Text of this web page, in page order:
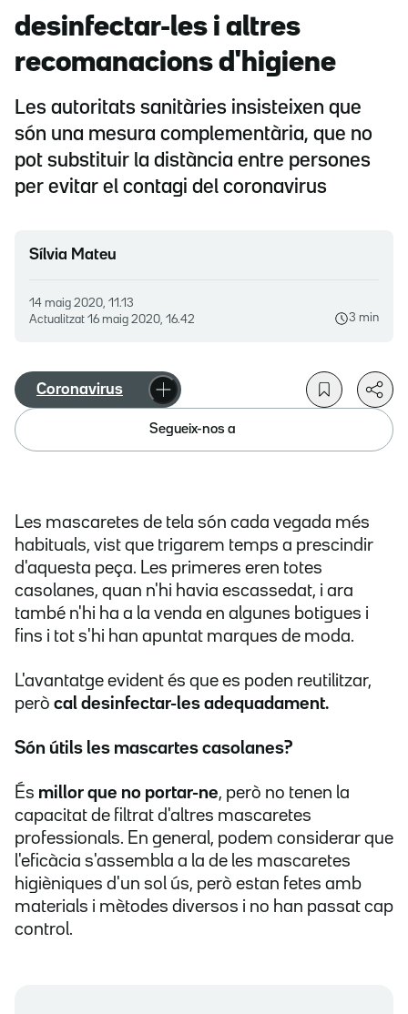
desinfectar-les i altres
recomanacions d'higiene
Les autoritats sanitàries insisteixen que
són una mesura complementària, que no
pot substituir la distància entre persones
per evitar el contagi del coronavirus
Sílvia Mateu
14 maig 2020, 11.13
Actualitzat 16 maig 2020, 16.42 3 min
Coronavirus
Segueix-nos a
Les mascaretes de tela són cada vegada més
habituals, vist que trigarem temps a prescindir
d'aquesta peça. Les primeres eren totes
casolanes, quan n'hi havia escassedat, i ara
també n'hi ha a la venda en algunes botigues i
fins i tot s'hi han apuntat marques de moda.
L'avantatge evident és que es poden reutilitzar,
però cal desinfectar-les adequadament.
Són útils les mascartes casolanes?
És millor que no portar-ne, però no tenen la
capacitat de filtrat d'altres mascaretes
professionals. En general, podem considerar que
l'eficàcia s'assembla a la de les mascaretes
higièniques d'un sol ús, però estan fetes amb
materials i mètodes diversos i no han passat cap
control.